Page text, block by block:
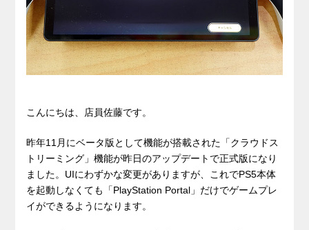
こんにちは、店員佐藤です。
昨年11月にベータ版として機能が搭載された「クラウドス
トリーミング」機能が昨日のアップデートで正式版になり
ました。UIにわずかな変更がありますが、これでPS5本体
を起動しなくても「PlayStation Portal」だけでゲームプレ
イができるようになります。